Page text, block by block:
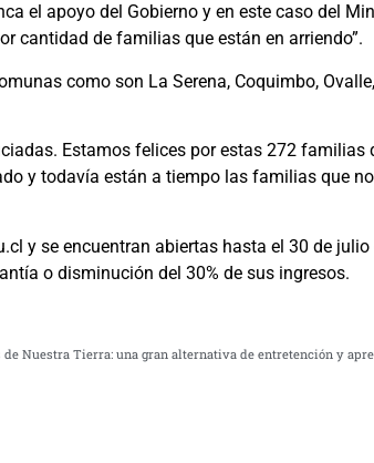
el apoyo del Gobierno y en este caso del
cantidad de familias que están en arriendo”.
como son La Serena, Coquimbo,
Estamos felices por estas 272 familias
y todavía están a tiempo las familias que
y se encuentran abiertas hasta el 30 de
o disminución del 30% de sus ingresos.